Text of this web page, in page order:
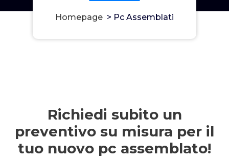
Homepage > Pc Assemblati
Richiedi subito un
preventivo su misura per il
tuo nuovo pc assemblato!